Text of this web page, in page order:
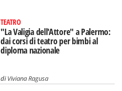
TEATRO
"La Valigia dell'Attore" a Palermo:
dai corsi di teatro per bimbi al
diploma nazionale
diViviana Ragusa